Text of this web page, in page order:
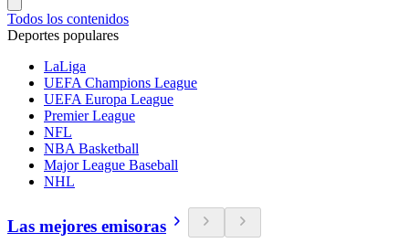
Todos los contenidos
Deportes populares
LaLiga
UEFA Champions League
UEFA Europa League
Premier League
NFL
NBA Basketball
Major League Baseball
NHL
Las mejores emisoras